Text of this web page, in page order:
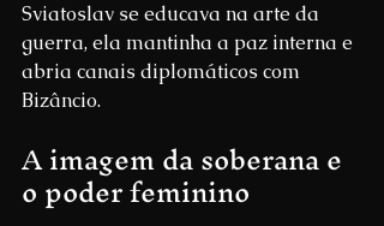
Sviatoslav se educava na arte da
guerra, ela mantinha a paz interna e
abria canais diplomáticos com
Bizâncio.
A imagem da soberana e
o poder feminino